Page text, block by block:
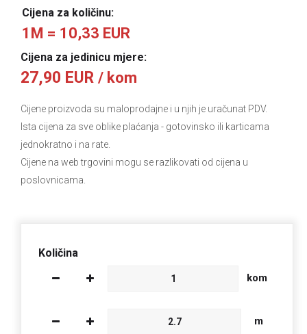
Cijena za količinu:
1M = 10,33 EUR
Cijena za jedinicu mjere:
27,90 EUR / kom
Cijene proizvoda su maloprodajne i u njih je uračunat PDV.
Ista cijena za sve oblike plaćanja - gotovinsko ili karticama
jednokratno i na rate.
Cijene na web trgovini mogu se razlikovati od cijena u
poslovnicama.
Količina
kom
m